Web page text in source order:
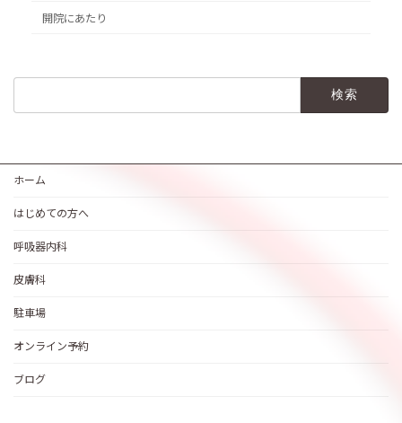
開院にあたり
ホーム
はじめての方へ
呼吸器内科
皮膚科
駐車場
オンライン予約
ブログ